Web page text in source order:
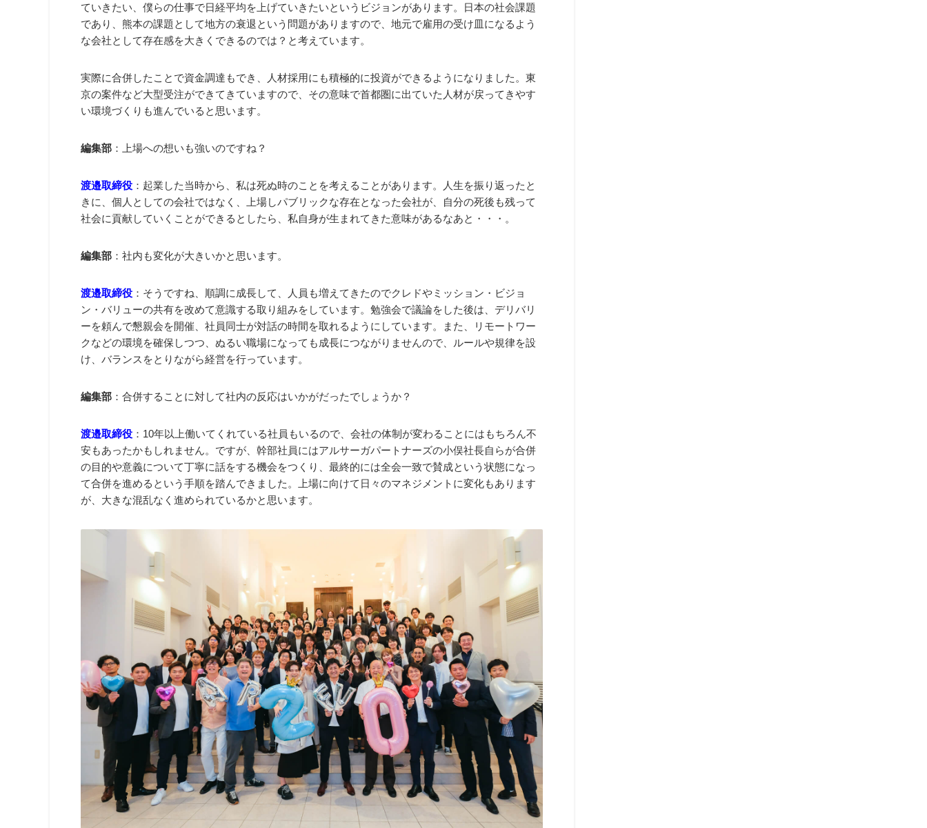
ていきたい、僕らの仕事で日経平均を上げていきたいというビジョンがあります。日本の社会課題
であり、熊本の課題として地方の衰退という問題がありますので、地元で雇用の受け皿になるよう
な会社として存在感を大きくできるのでは？と考えています。
実際に合併したことで資金調達もでき、人材採用にも積極的に投資ができるようになりました。東
京の案件など大型受注ができてきていますので、その意味で首都圏に出ていた人材が戻ってきやす
い環境づくりも進んでいると思います。
編集部 ：上場への想いも強いのですね？
渡邉取締役 ：起業した当時から、私は死ぬ時のことを考えることがあります。人生を振り返ったと
きに、個人としての会社ではなく、上場しパブリックな存在となった会社が、自分の死後も残って
社会に貢献していくことができるとしたら、私自身が生まれてきた意味があるなあと・・・。
編集部 ：社内も変化が大きいかと思います。
渡邉取締役 ：そうですね、順調に成長して、人員も増えてきたのでクレドやミッション・ビジョ
ン・バリューの共有を改めて意識する取り組みをしています。勉強会で議論をした後は、デリバリ
ーを頼んで懇親会を開催、社員同士が対話の時間を取れるようにしています。また、リモートワー
クなどの環境を確保しつつ、ぬるい職場になっても成長につながりませんので、ルールや規律を設
け、バランスをとりながら経営を行っています。
編集部 ：合併することに対して社内の反応はいかがだったでしょうか？
渡邉取締役 ：10年以上働いてくれている社員もいるので、会社の体制が変わることにはもちろん不
安もあったかもしれません。ですが、幹部社員にはアルサーガパートナーズの小俣社長自らが合併
の目的や意義について丁寧に話をする機会をつくり、最終的には全会一致で賛成という状態になっ
て合併を進めるという手順を踏んできました。上場に向けて日々のマネジメントに変化もあります
が、大きな混乱なく進められているかと思います。